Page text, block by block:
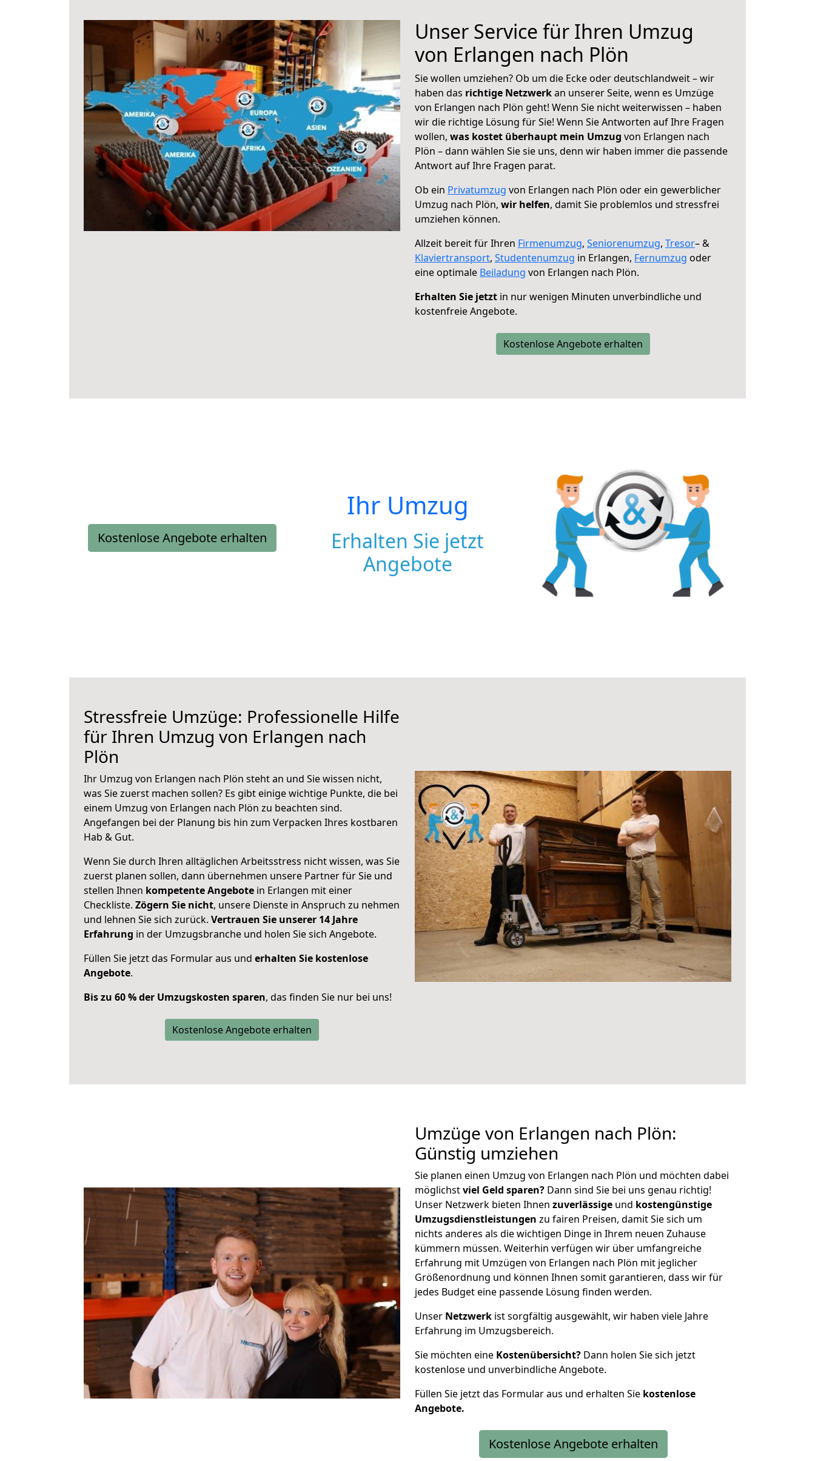
Unser Service für Ihren Umzug
von Erlangen nach Plön
Sie wollen umziehen? Ob um die Ecke oder deutschlandweit – wir
haben das richtige Netzwerkan unserer Seite, wenn es Umzüge
von Erlangen nach Plön geht! Wenn Sie nicht weiterwissen – haben
wir die richtige Lösung für Sie! Wenn Sie Antworten auf Ihre Fragen
wollen, was kostet überhaupt mein Umzug von Erlangen nach
Plön – dann wählen Sie sie uns, denn wir haben immer die passende
Antwort auf Ihre Fragen parat.
Ob ein Privatumzug von Erlangen nach Plön oder ein gewerblicher
Umzug nach Plön, wir helfen, damit Sie problemlos und stressfrei
umziehen können.
Allzeit bereit für Ihren Firmenumzug, Seniorenumzug, Tresor– &
Klaviertransport, Studentenumzug in Erlangen, Fernumzug oder
eine optimale Beiladung von Erlangen nach Plön.
Erhalten Sie jetzt in nur wenigen Minuten unverbindliche und
kostenfreie Angebote.
Kostenlose Angebote erhalten
Kostenlose Angebote erhalten
Ihr Umzug
Erhalten Sie jetzt
Angebote
Stressfreie Umzüge: Professionelle Hilfe
für Ihren Umzug von Erlangen nach
Plön
Ihr Umzug von Erlangen nach Plön steht an und Sie wissen nicht,
was Sie zuerst machen sollen? Es gibt einige wichtige Punkte, die bei
einem Umzug von Erlangen nach Plön zu beachten sind.
Angefangen bei der Planung bis hin zum Verpacken Ihres kostbaren
Hab & Gut.
Wenn Sie durch Ihren alltäglichen Arbeitsstress nicht wissen, was Sie
zuerst planen sollen, dann übernehmen unsere Partner für Sie und
stellen Ihnen kompetente Angebote in Erlangen mit einer
Checkliste. Zögern Sie nicht, unsere Dienste in Anspruch zu nehmen
und lehnen Sie sich zurück. Vertrauen Sie unserer 14 Jahre
Erfahrung in der Umzugsbranche und holen Sie sich Angebote.
Füllen Sie jetzt das Formular aus und erhalten Sie kostenlose
Angebote.
Bis zu 60 % der Umzugskosten sparen, das finden Sie nur bei uns!
Kostenlose Angebote erhalten
Umzüge von Erlangen nach Plön:
Günstig umziehen
Sie planen einen Umzug von Erlangen nach Plön und möchten dabei
möglichstviel Geld sparen? Dann sind Sie bei uns genau richtig!
Unser Netzwerk bieten Ihnen zuverlässige und kostengünstige
Umzugsdienstleistungen zu fairen Preisen, damit Sie sich um
nichts anderes als die wichtigen Dinge in Ihrem neuen Zuhause
kümmern müssen. Weiterhin verfügen wir über umfangreiche
Erfahrung mit Umzügen von Erlangen nach Plön mit jeglicher
Größenordnung und können Ihnen somit garantieren, dass wir für
jedes Budget eine passende Lösung finden werden.
Unser Netzwerk ist sorgfältig ausgewählt, wir haben viele Jahre
Erfahrung im Umzugsbereich.
Sie möchten eine Kostenübersicht? Dann holen Sie sich jetzt
kostenlose und unverbindliche Angebote.
Füllen Sie jetzt das Formular aus und erhalten Sie kostenlose
Angebote.
Kostenlose Angebote erhalten